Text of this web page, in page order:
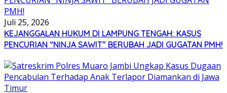
Juli 25, 2026
KEJANGGALAN HUKUM DI LAMPUNG TENGAH: KASUS
PENCURIAN “NINJA SAWIT” BERUBAH JADI GUGATAN PMH!